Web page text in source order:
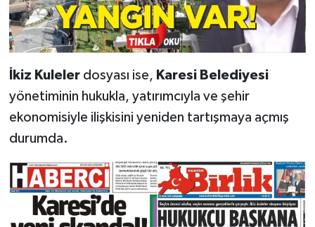
İkiz Kuleler dosyası ise, Karesi Belediyesi
yönetiminin hukukla, yatırımcıyla ve şehir
ekonomisiyle ilişkisini yeniden tartışmaya açmış
durumda.